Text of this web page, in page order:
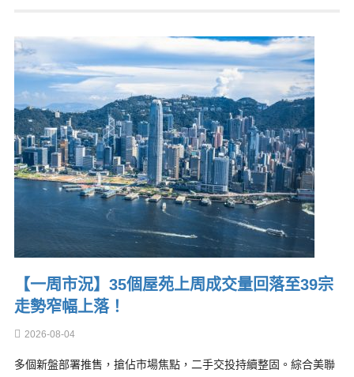
【一周市況】35個屋苑上周成交量回落至39宗
走勢窄幅上落！
2026-08-04
多個新盤部署推售，搶佔市場焦點，二手交投持續整固。綜合美聯